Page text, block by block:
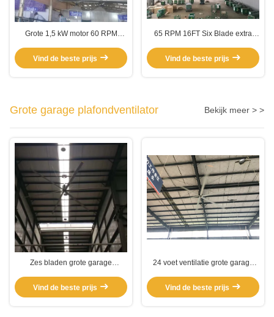
Grote 1,5 kW motor 60 RPM
Vind de beste prijs
65 RPM 16FT Six Blade extra
plafondventilatoren
Vind de beste prijs
Grote garage plafondventilator Bekijk meer > >
Zes bladen grote garage
Vind de beste prijs
24 voet ventilatie grote garage
Vind de beste prijs